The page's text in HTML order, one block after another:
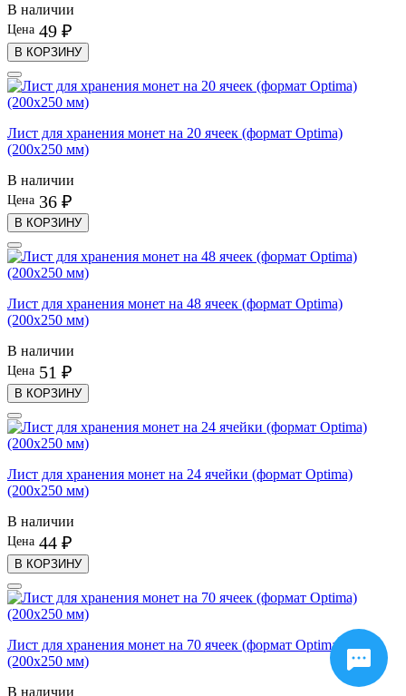
В наличии
Цена 49 ₽
В КОРЗИНУ
Лист для хранения монет на 20 ячеек (формат Optima)
(200х250 мм)
В наличии
Цена 36 ₽
В КОРЗИНУ
Лист для хранения монет на 48 ячеек (формат Optima)
(200х250 мм)
В наличии
Цена 51 ₽
В КОРЗИНУ
Лист для хранения монет на 24 ячейки (формат Optima)
(200х250 мм)
В наличии
Цена 44 ₽
В КОРЗИНУ
Лист для хранения монет на 70 ячеек (формат Optima)
(200х250 мм)
В наличии